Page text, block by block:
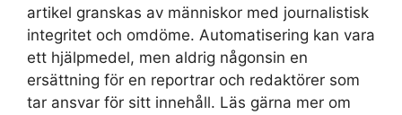
artikel granskas av människor med journalistisk
integritet och omdöme. Automatisering kan vara
ett hjälpmedel, men aldrig någonsin en
ersättning för en reportrar och redaktörer som
tar ansvar för sitt innehåll. Läs gärna mer om